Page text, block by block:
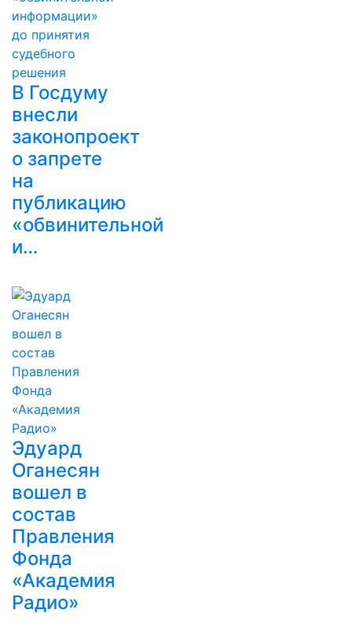
В Госдуму
внесли
законопроект
о запрете
на
публикацию
«обвинительной
и…
Эдуард
Оганесян
вошел в
состав
Правления
Фонда
«Академия
Радио»